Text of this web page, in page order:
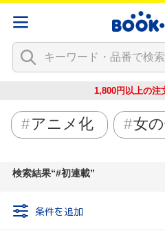
1,800円以上の注
アニメ化 女
検索結果 #初連載
条件を追加